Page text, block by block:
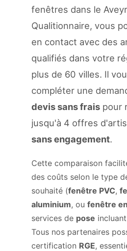
fenêtres dans le
Qualitionnaire, vous
en contact avec des
qualifiés dans votre
plus de 60 villes. Il
compléter une
devis sans frais pour
jusqu'à 4 offres
sans engagement.
Cette comparaison
des coûts selon le type
souhaité (fenêtre PVC,
aluminium, ou fenêtre
services de pose
Tous nos partenaires
certification RGE,